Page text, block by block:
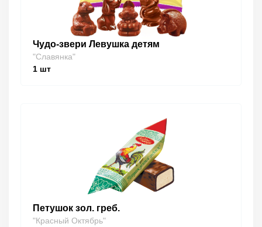
Чудо-звери Левушка детям
"Славянка"
1 шт
Петушок зол. греб.
"Красный Октябрь"